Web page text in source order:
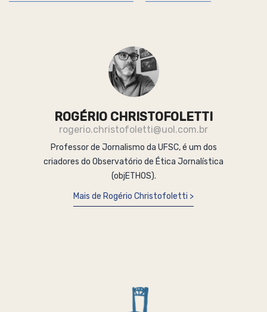
ROGÉRIO CHRISTOFOLETTI
rogerio.christofoletti@uol.com.br
Professor de Jornalismo da UFSC, é um dos
criadores do Observatório de Ética Jornalística
(objETHOS).
Mais de Rogério Christofoletti